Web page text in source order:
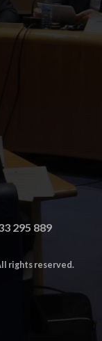
295 889
rights reserved.